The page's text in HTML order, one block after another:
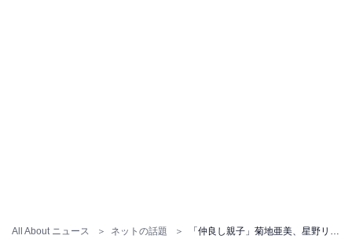
All About ニュース ネットの話題